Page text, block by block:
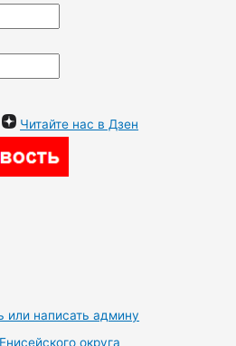
Читайте нас в Дзен
или написать админу
округа